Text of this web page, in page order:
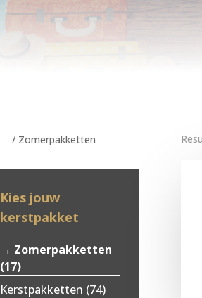
/ Zomerpakketten
Kies jouw
kerstpakket
Zomerpakketten
(17)
Kerstpakketten (74)